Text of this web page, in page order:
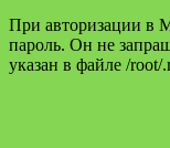
При авторизации в
пароль. Он не
указан в файле /root/